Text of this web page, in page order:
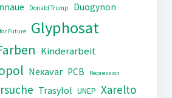
Donald Trump
Duogynon
Future Glyphosat
Kinderarbeit
Nexavar PCB Repression
Trasylol UNEP Xarelto